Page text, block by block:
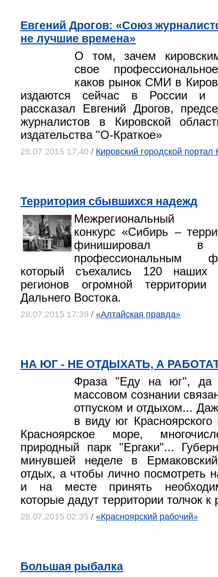
Евгений Дрогов: «Союз
не лучшие времена»
О том, зачем
свое
каков рынок СМИ в
издаются сейчас в России и
рассказал Евгений Дрогов,
журналистов в Кировской
издательства "О-Краткое»
28.07.2015 17:40 / Кировский городской портал
Территория сбывшихся надежд
Межрегиональный
конкурс «Сибирь –
финишировал в
профессиональным
который съехались 120
регионов огромной
Дальнего Востока.
28.07.2015 17:39 / «Алтайская правда»
НА ЮГ - НЕ ОТДЫХАТЬ, А
Фраза "Еду на юг",
массовом сознании
отпуском и отдыхом...
в виду юг
Красноярское море,
природный парк "Ергаки"...
минувшей неделе в
отдых, а чтобы лично посмотреть
и на месте принять
которые дадут территории толчок к
28.07.2015 02:35 / «Красноярский рабочий»
Большая рыбалка